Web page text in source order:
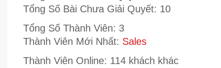
Tổng Số Bài Chưa Giải Quyết: 10
Tổng Số Thành Viên: 3
Thành Viên Mới Nhất: Sales
Thành Viên Online: 114 khách khác